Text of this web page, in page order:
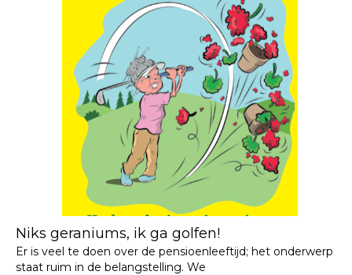
Niks geraniums, ik ga golfen!
Er is veel te doen over de pensioenleeftijd; het onderwerp
staat ruim in de belangstelling. We